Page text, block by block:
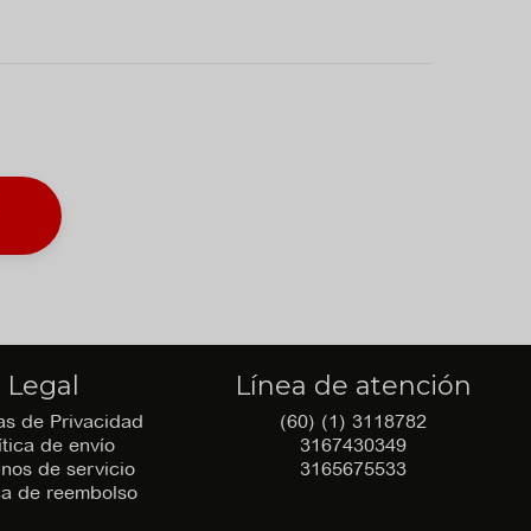
Legal
de Privacidad
de envío
de servicio
de reembolso
Línea de atención
(60) (1) 3118782
3167430349
3165675533